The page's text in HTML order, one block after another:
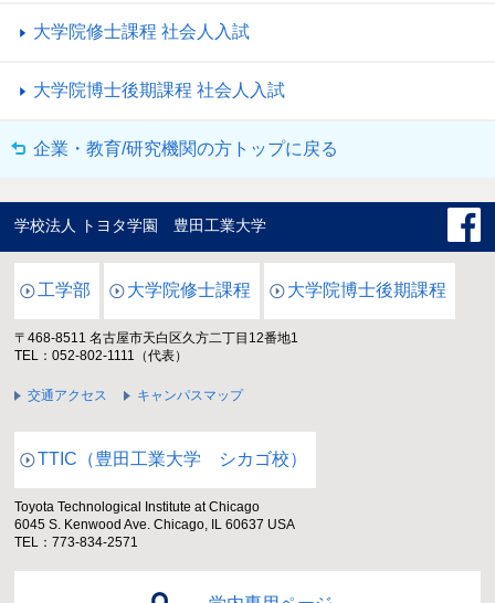
大学院修士課程 社会人入試
大学院博士後期課程 社会人入試
企業・教育/研究機関の方トップに戻る
学校法人 トヨタ学園 豊田工業大学
工学部 大学院修士課程 大学院博士後期課程
〒468-8511 名古屋市天白区久方二丁目12番地1
TEL：052-802-1111（代表）
交通アクセス キャンパスマップ
TTIC（豊田工業大学 シカゴ校）
Toyota Technological Institute at Chicago
6045 S. Kenwood Ave. Chicago, IL 60637 USA
TEL：773-834-2571